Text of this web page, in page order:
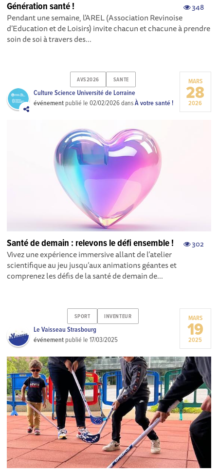
348
Génération santé !
Pendant une semaine, l'AREL (Association Revinoise
d'Education et de Loisirs) invite chacun et chacune à prendre
soin de soi à travers des...
AVS2026 SANTE
Culture Science Université de Lorraine
événement publié le02/02/2026dansÀ votre santé !
MARS
28
2026
302
Santé de demain : relevons le défi ensemble !
Vivez une expérience immersive allant de l’atelier
scientifique au jeu jusqu’aux animations géantes et
comprenez les défis de la santé de demain de...
SPORT INVENTEUR
Le Vaisseau Strasbourg
événement publié le17/03/2025
MARS
19
2025